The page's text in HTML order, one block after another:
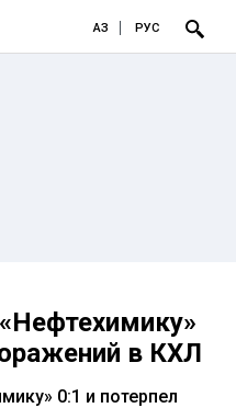
ҚАЗ РУС
в КХЛ
0:1 и потерпел